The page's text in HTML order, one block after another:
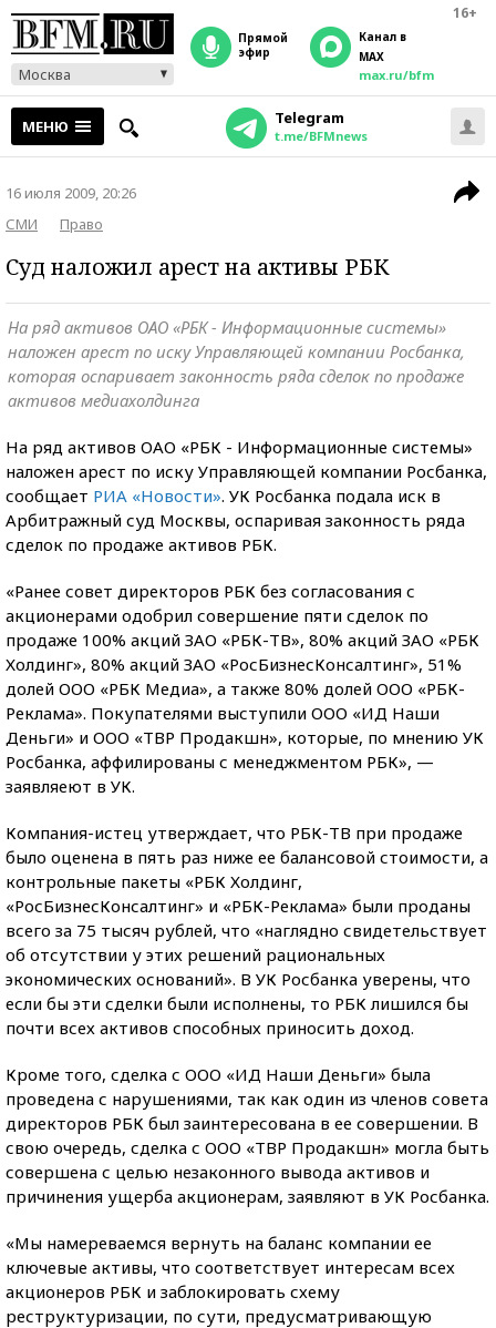
16+
Москва
прямой
эфир
Канал в
MAX
max.ru/bfm
МЕНЮ Telegram
t.me/BFMnews
16 июля 2009, 20:26
СМИ
Право
Суд наложил арест на активы РБК
На ряд активов ОАО «РБК - Информационные системы»
наложен арест по иску Управляющей компании Росбанка,
которая оспаривает законность ряда сделок по продаже
активов медиахолдинга
На ряд активов ОАО «РБК - Информационные системы»
наложен арест по иску Управляющей компании Росбанка,
сообщает РИА «Новости». УК Росбанка подала иск в
Арбитражный суд Москвы, оспаривая законность ряда
сделок по продаже активов РБК.
«Ранее совет директоров РБК без согласования с
акционерами одобрил совершение пяти сделок по
продаже 100% акций ЗАО «РБК-ТВ», 80% акций ЗАО «РБК
Холдинг», 80% акций ЗАО «РосБизнесКонсалтинг», 51%
долей ООО «РБК Медиа», а также 80% долей ООО «РБК-
Реклама». Покупателями выступили ООО «ИД Наши
Деньги» и ООО «ТВР Продакшн», которые, по мнению УК
Росбанка, аффилированы с менеджментом РБК», —
заявляеют в УК.
Компания-истец утверждает, что РБК-ТВ при продаже
было оценена в пять раз ниже ее балансовой стоимости, а
контрольные пакеты «РБК Холдинг,
«РосБизнесКонсалтинг» и «РБК-Реклама» были проданы
всего за 75 тысяч рублей, что «наглядно свидетельствует
об отсутствии у этих решений рациональных
экономических оснований». В УК Росбанка уверены, что
если бы эти сделки были исполнены, то РБК лишился бы
почти всех активов способных приносить доход.
Кроме того, сделка с ООО «ИД Наши Деньги» была
проведена с нарушениями, так как один из членов совета
директоров РБК был заинтересована в ее совершении. В
свою очередь, сделка с ООО «ТВР Продакшн» могла быть
совершена с целью незаконного вывода активов и
причинения ущерба акционерам, заявляют в УК Росбанка.
«Мы намереваемся вернуть на баланс компании ее
ключевые активы, что соответствует интересам всех
акционеров РБК и заблокировать схему
реструктуризации, по сути, предусматривающую